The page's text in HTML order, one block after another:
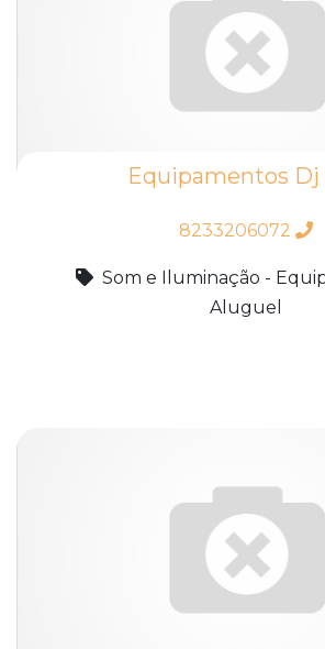
Equipamentos Dj
8233206072
Som e Iluminação -
Aluguel